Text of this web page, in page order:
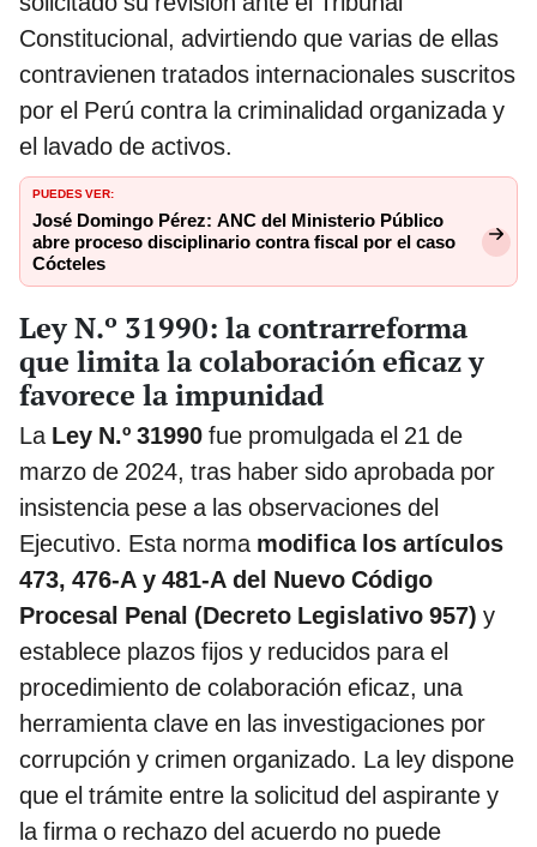
Constitucional, advirtiendo que varias de ellas
contravienen tratados internacionales suscritos
por el Perú contra la criminalidad organizada y
el lavado de activos.
PUEDES VER:
José Domingo Pérez: ANC del Ministerio Público
abre proceso disciplinario contra fiscal por el caso
Cócteles
Ley N.º 31990: la contrarreforma
que limita la colaboración eficaz y
favorece la impunidad
La Ley N.º 31990 fue promulgada el 21 de
marzo de 2024, tras haber sido aprobada por
insistencia pese a las observaciones del
Ejecutivo. Esta norma modifica los artículos
473, 476-A y 481-A del Nuevo Código
Procesal Penal (Decreto Legislativo 957) y
establece plazos fijos y reducidos para el
procedimiento de colaboración eficaz, una
herramienta clave en las investigaciones por
corrupción y crimen organizado. La ley dispone
que el trámite entre la solicitud del aspirante y
la firma o rechazo del acuerdo no puede